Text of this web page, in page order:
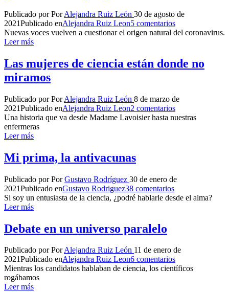
Publicado por PorAlejandra Ruiz León 30 de agosto de
2021Publicado enAlejandra Ruiz Leon5 comentarios
Nuevas voces vuelven a cuestionar el origen natural del coronavirus.
Leer más
Las mujeres de ciencia están donde no
miramos
Publicado por PorAlejandra Ruiz León 8 de marzo de
2021Publicado enAlejandra Ruiz Leon2 comentarios
Una historia que va desde Madame Lavoisier hasta nuestras
enfermeras
Leer más
Mi prima, la antivacunas
Publicado por PorGustavo Rodríguez 30 de enero de
2021Publicado enGustavo Rodriguez38 comentarios
Si soy un entusiasta de la ciencia, ¿podré hablarle desde el alma?
Leer más
Debate en un universo paralelo
Publicado por PorAlejandra Ruiz León 11 de enero de
2021Publicado enAlejandra Ruiz Leon6 comentarios
Mientras los candidatos hablaban de ciencia, los científicos
rogábamos
Leer más